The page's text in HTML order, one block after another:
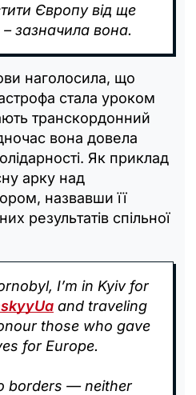
Європу від ще
– зазначила вона.
наголосила, що
стала уроком
транскордонний
вона довела
Як приклад
арку над
назвавши її
результатів спільної
I’m in Kyiv for
and traveling
those who gave
for Europe.
borders — neither